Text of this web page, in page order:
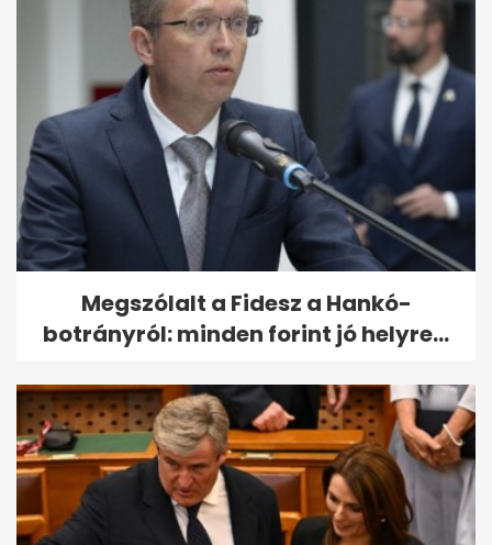
Megszólalt a Fidesz a Hankó-
botrányról: minden forint jó helyre...